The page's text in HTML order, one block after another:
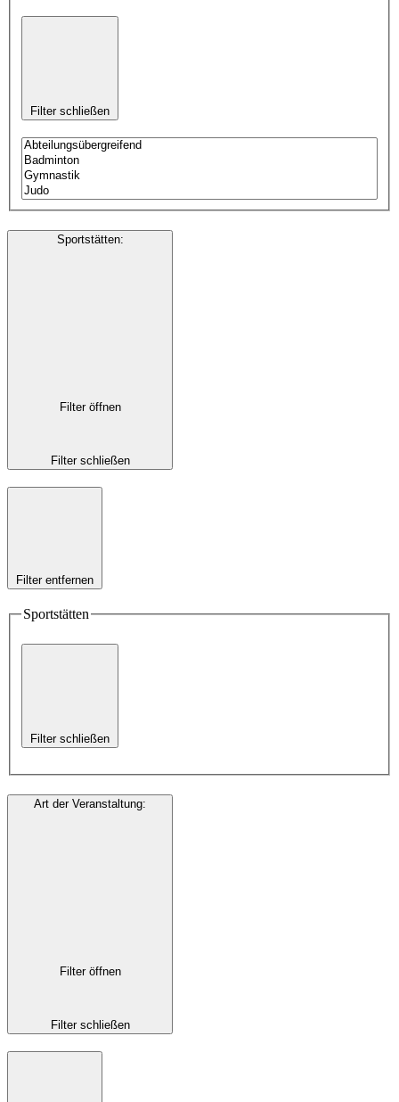
Filter schließen
Sportstätten:
Filter öffnen
Filter schließen
Filter entfernen
Sportstätten
Filter schließen
Art der Veranstaltung:
Filter öffnen
Filter schließen